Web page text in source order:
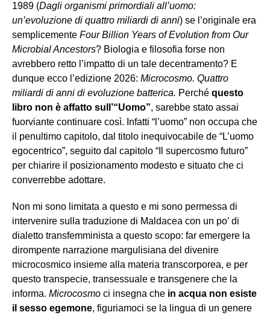
1989 (Dagli organismi primordiali all’uomo:
un’evoluzione di quattro miliardi di anni) se l’originale era
semplicemente Four Billion Years of Evolution from Our
Microbial Ancestors? Biologia e filosofia forse non
avrebbero retto l’impatto di un tale decentramento? E
dunque ecco l’edizione 2026: Microcosmo. Quattro
miliardi di anni di evoluzione batterica. Perché questo
libro non è affatto sull’“Uomo”, sarebbe stato assai
fuorviante continuare così. Infatti “l’uomo” non occupa che
il penultimo capitolo, dal titolo inequivocabile de “L’uomo
egocentrico”, seguito dal capitolo “Il supercosmo futuro”
per chiarire il posizionamento modesto e situato che ci
converrebbe adottare.
Non mi sono limitata a questo e mi sono permessa di
intervenire sulla traduzione di Maldacea con un po’ di
dialetto transfemminista a questo scopo: far emergere la
dirompente narrazione margulisiana del divenire
microcosmico insieme alla materia transcorporea, e per
questo transpecie, transessuale e transgenere che la
informa. Microcosmo ci insegna che in acqua non esiste
il sesso egemone, figuriamoci se la lingua di un genere